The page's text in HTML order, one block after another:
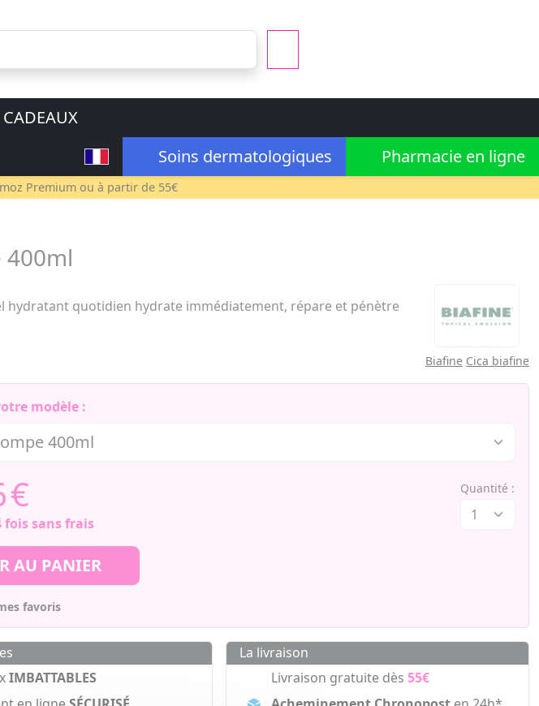
Soins dermatologiques
Pharmacie en ligne
Premium ou à partir de 55€
400ml
hydratant quotidien hydrate immédiatement, répare et pénètre
Biafine Cica biafine
modèle :
€
fois sans frais
Quantité :
AU PANIER
favoris
IMBATTABLES
La livraison
Livraison gratuite dès55€